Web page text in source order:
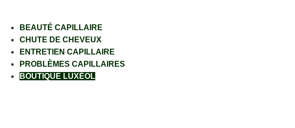
BEAUTÉ CAPILLAIRE
CHUTE DE CHEVEUX
ENTRETIEN CAPILLAIRE
PROBLÈMES CAPILLAIRES
BOUTIQUE LUXÉOL